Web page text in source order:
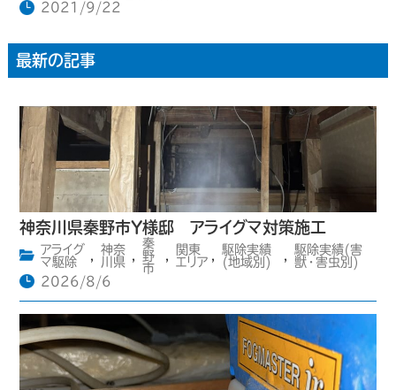
2021/9/22
最新の記事
神奈川県秦野市Y様邸 アライグマ対策施工
アライグ
マ駆除
神奈
川県
秦
野
市
関東
エリア
駆除実績
(地域別)
駆除実績(害
獣・害虫別)
2026/8/6